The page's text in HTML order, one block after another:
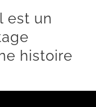
est un
histoire